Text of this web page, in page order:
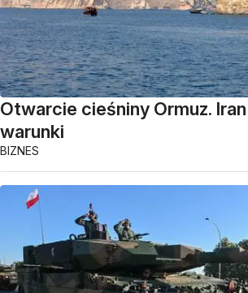
Otwarcie cieśniny Ormuz.
warunki
BIZNES